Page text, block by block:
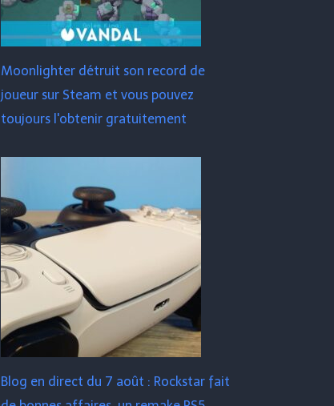
Moonlighter détruit son record de
joueur sur Steam et vous pouvez
toujours l'obtenir gratuitement
Blog en direct du 7 août : Rockstar fait